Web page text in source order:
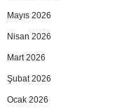
Mayıs 2026
Nisan 2026
Mart 2026
Şubat 2026
Ocak 2026